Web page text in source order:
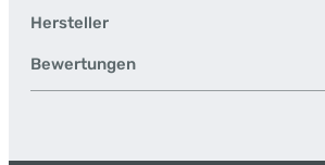
Hersteller
Bewertungen